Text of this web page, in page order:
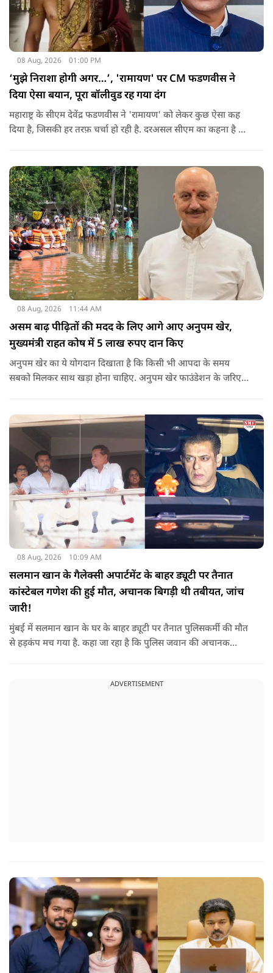
08 Aug, 2026 01:00 PM
‘मुझे निराशा होगी अगर…’, 'रामायण' पर CM फडणवीस ने
दिया ऐसा बयान, पूरा बॉलीवुड रह गया दंग
महाराष्ट्र के सीएम देवेंद्र फडणवीस ने 'रामायण' को लेकर कुछ ऐसा कह
दिया है, जिसकी हर तरफ़ चर्चा हो रही है. दरअसल सीएम का कहना है कि
08 Aug, 2026 11:44 AM
असम बाढ़ पीढ़ितों की मदद के लिए आगे आए अनुपम खेर,
मुख्यमंत्री राहत कोष में 5 लाख रुपए दान किए
अनुपम खेर का ये योगदान दिखाता है कि किसी भी आपदा के समय
सबको मिलकर साथ खड़ा होना चाहिए. अनुपम खेर फाउंडेशन के जरिए
मदद के लिए उनके द्वारा किया गया ये दान भी उसी कड़ी का एक हिस्सा है.
08 Aug, 2026 10:09 AM
सलमान खान के गैलेक्सी अपार्टमेंट के बाहर ड्यूटी पर तैनात
कांस्टेबल गणेश की हुई मौत, अचानक बिगड़ी थी तबीयत, जांच
जारी!
मुंबई में सलमान खान के घर के बाहर ड्यूटी पर तैनात पुलिसकर्मी की मौत
से हड़कंप मच गया है. कहा जा रहा है कि पुलिस जवान की अचानक
ADVERTISEMENT